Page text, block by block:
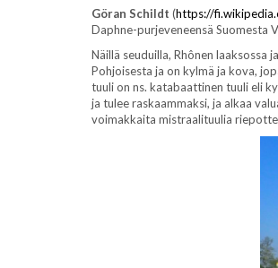
Göran Schildt (https://
Daphne-purjeveneensä Suomesta
Näillä seuduilla, Rhônen laaksossa
Pohjoisesta ja on kylmä ja kova,
tuuli on ns. katabaattinen tuuli eli
ja tulee raskaammaksi, ja alkaa
voimakkaita mistraalituulia